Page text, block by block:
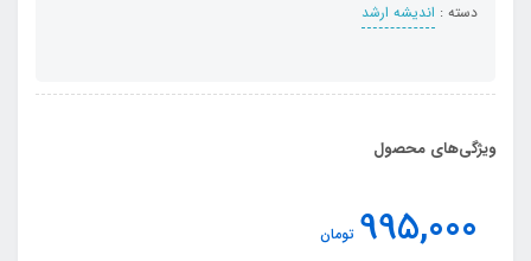
دسته : اندیشه ارشد
ویژگی‌های محصول
995,000 تومان